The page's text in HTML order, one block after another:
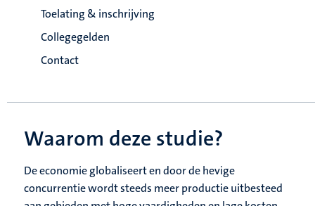
Toelating & inschrijving
Collegegelden
Contact
Waarom deze studie?
De economie globaliseert en door de hevige
concurrentie wordt steeds meer productie uitbesteed